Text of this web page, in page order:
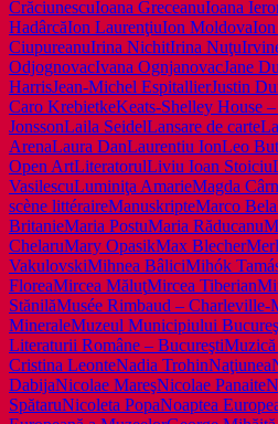
CrăciunescuIoana GreceanuIoana
HadârcăIon LaurenţiuIon MoldovaIon
CiupureanuIrina NichitIrina Nuţu
OdjognovacIvana OgnjanovacJane
HarrisJean-Michel EspitallierJustin
Caro KrebietkeKeats-Shelley House
JonssonLaila SeidelLansare de carte
ArenaLaura DanLaurentiu IonLeo
Open ArtLiteratorulLiviu Ioan Stoiciu
VasilescuLuminiţa AmarieMagda
scène littéraireManuskripteMarco Bela
BritanieMaria PostuMaria Răducanu
ChelaruMary OpasikMax Blecher
VakulovskiMihnea BâliciMihók
FloreaMircea MăluţMircea Tiberian
StănilăMusée Rimbaud – Charleville-
MineraleMuzeul Municipiului
Literaturii Române – Bucureşti
Cristina LeonteNadia TrohinNaţiunea
DabijaNicolae MareşNicolae Panaite
SpătaruNicoleta PopaNoaptea